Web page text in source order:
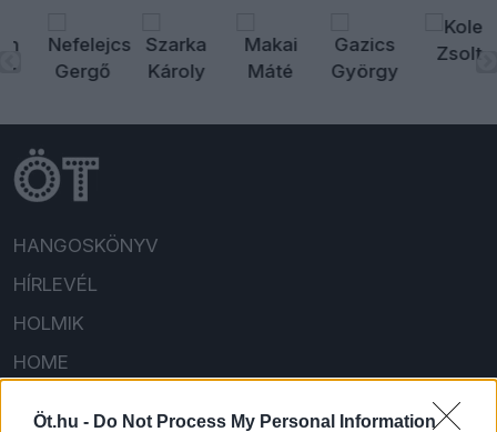
Öt.hu - Do Not Process My Personal Information
HANGOSKÖNYV
HÍRLEVÉL
HOLMIK
HOME
FELIRATKOZOM/BEJELENTKEZEM!